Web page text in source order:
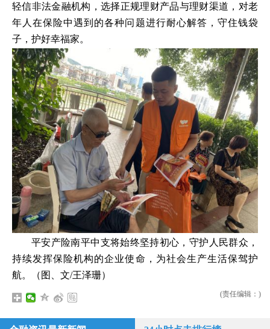
轻信非法金融机构，选择正规理财产品与理财渠道，对老
年人在保险中遇到的各种问题进行耐心解答，守住钱袋
子，护好幸福家。
平安产险南平中支将始终坚持初心，守护人民群众，
持续发挥保险机构的企业使命，为社会生产生活保驾护
航。（图、文/王泽珊）
(责任编辑：)